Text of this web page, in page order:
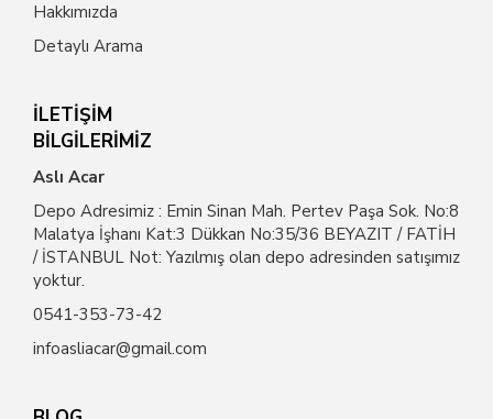
Hakkımızda
Detaylı Arama
İLETİŞİM
BİLGİLERİMİZ
Aslı Acar
Depo Adresimiz : Emin Sinan Mah. Pertev Paşa Sok. No:8
Malatya İşhanı Kat:3 Dükkan No:35/36 BEYAZIT / FATİH
/ İSTANBUL Not: Yazılmış olan depo adresinden satışımız
yoktur.
0541-353-73-42
infoasliacar@gmail.com